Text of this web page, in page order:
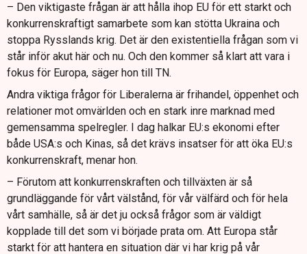
– Den viktigaste frågan är att hålla ihop EU för ett starkt och
konkurrenskraftigt samarbete som kan stötta Ukraina och
stoppa Rysslands krig. Det är den existentiella frågan som vi
står inför akut här och nu. Och den kommer så klart att vara i
fokus för Europa, säger hon till TN.
Andra viktiga frågor för Liberalerna är frihandel, öppenhet och
relationer mot omvärlden och en stark inre marknad med
gemensamma spelregler. I dag halkar EU:s ekonomi efter
både USA:s och Kinas, så det krävs insatser för att öka EU:s
konkurrenskraft, menar hon.
– Förutom att konkurrenskraften och tillväxten är så
grundläggande för vårt välstånd, för vår välfärd och för hela
vårt samhälle, så är det ju också frågor som är väldigt
kopplade till det som vi började prata om. Att Europa står
starkt för att hantera en situation där vi har krig på vår